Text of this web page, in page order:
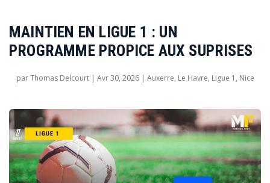
MAINTIEN EN LIGUE 1 : UN
PROGRAMME PROPICE AUX SUPRISES
parThomas Delcourt| Avr 30, 2026| Auxerre, Le Havre, Ligue 1 , Nice